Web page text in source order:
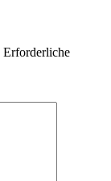
Erforderliche